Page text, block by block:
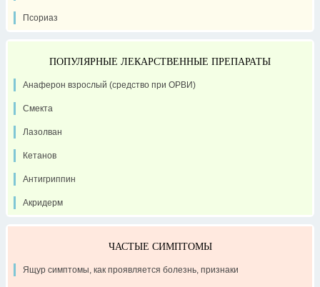
Псориаз
ПОПУЛЯРНЫЕ ЛЕКАРСТВЕННЫЕ ПРЕПАРАТЫ
Анаферон взрослый (средство при ОРВИ)
Смекта
Лазолван
Кетанов
Антигриппин
Акридерм
ЧАСТЫЕ СИМПТОМЫ
Ящур симптомы, как проявляется болезнь, признаки